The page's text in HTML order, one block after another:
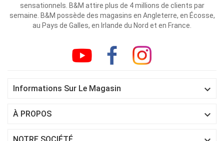
sensationnels. B&M attire plus de 4 millions de clients par
semaine. B&M possède des magasins en Angleterre, en Écosse,
au Pays de Galles, en Irlande du Nord et en France.
Informations Sur Le Magasin 
À PROPOS 